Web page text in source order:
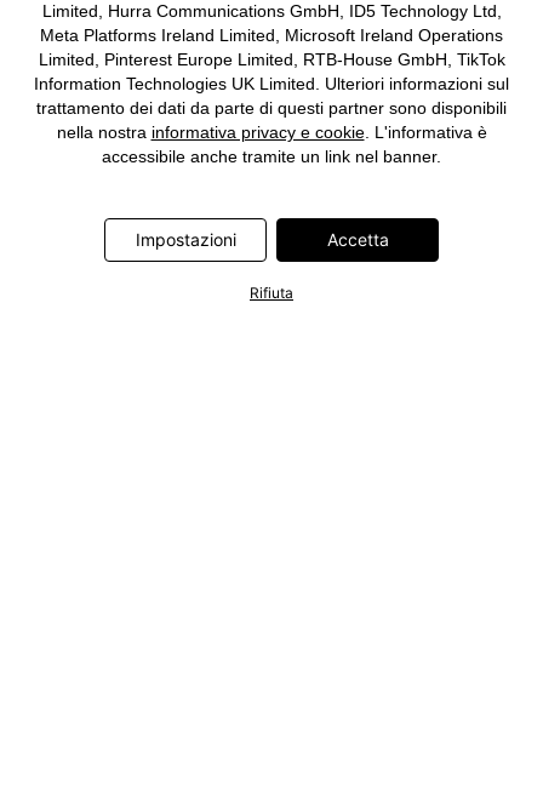
Limited, Hurra Communications GmbH, ID5 Technology Ltd,
Meta Platforms Ireland Limited, Microsoft Ireland Operations
Limited, Pinterest Europe Limited, RTB-House GmbH, TikTok
Information Technologies UK Limited. Ulteriori informazioni sul
trattamento dei dati da parte di questi partner sono disponibili
nella nostra informativa privacy e cookie. L'informativa è
accessibile anche tramite un link nel banner.
Impostazioni Accetta
Rifiuta